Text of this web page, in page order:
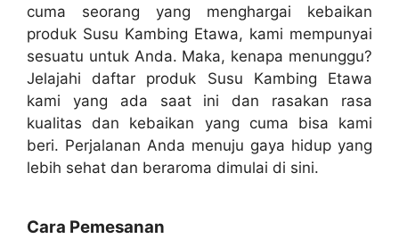
cuma seorang yang menghargai kebaikan
produk Susu Kambing Etawa, kami mempunyai
sesuatu untuk Anda. Maka, kenapa menunggu?
Jelajahi daftar produk Susu Kambing Etawa
kami yang ada saat ini dan rasakan rasa
kualitas dan kebaikan yang cuma bisa kami
beri. Perjalanan Anda menuju gaya hidup yang
lebih sehat dan beraroma dimulai di sini.
Cara Pemesanan